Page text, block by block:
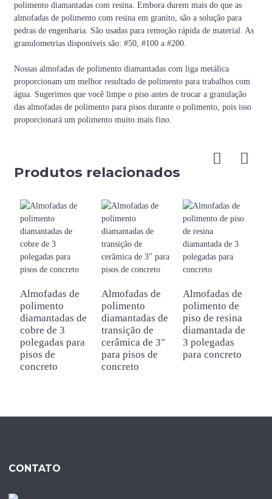
polimento diamantadas com resina. Embora durem mais do que as
almofadas de polimento com resina em granito, são a solução para
pedras de engenharia. São usadas para remoção rápida de material. As
granulometrias disponíveis são: #50, #100 a #200.
Nossas almofadas de polimento diamantadas com liga metálica
proporcionam um melhor resultado de polimento para trabalhos com
água. Sugerimos que você limpe o piso antes de trocar a granulação
das almofadas de polimento para pisos durante o polimento, pois isso
proporcionará um polimento muito mais fino.
Produtos relacionados
Almofadas de
polimento
diamantadas de
cobre de 3
polegadas para
pisos de
concreto
Almofadas de
polimento
diamantadas de
transição de
cerâmica de 3"
para pisos de
concreto
Almofadas de
polimento de
piso de resina
diamantada de
3 polegadas
para concreto
CONTATO